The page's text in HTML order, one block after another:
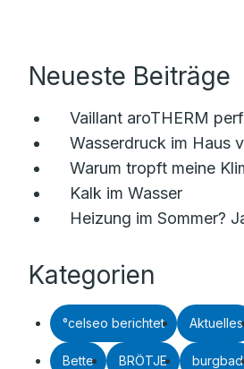
Neueste Beiträge
Vaillant aroTHERM
Wasserdruck im Haus
Warum tropft meine
Kalk im Wasser
Heizung im Sommer?
Kategorien
°celseo berichtet Aktuelles
Bette BRÖTJE burgbad